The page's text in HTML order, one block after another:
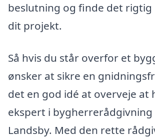
beslutning og finde det
dit projekt.
Så hvis du står overfor et
ønsker at sikre en
det en god idé at overveje at
ekspert i
Landsby. Med den rette